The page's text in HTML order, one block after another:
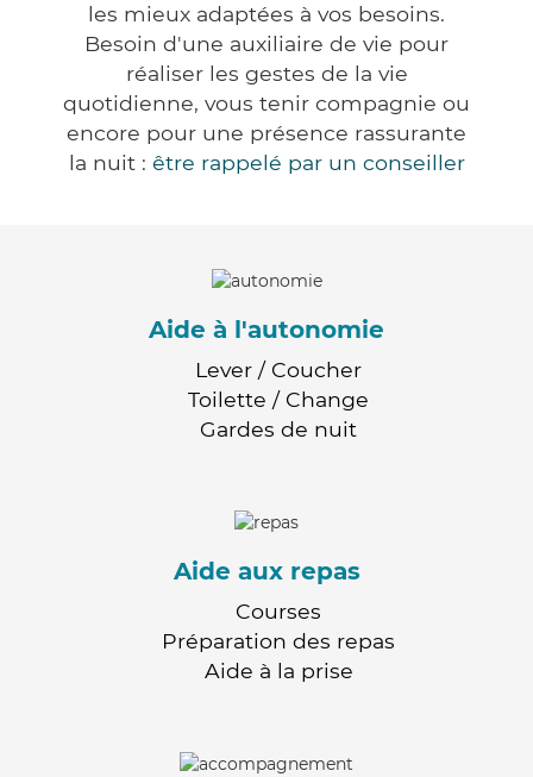
les mieux adaptées à vos besoins.
Besoin d'une auxiliaire de vie pour
réaliser les gestes de la vie
quotidienne, vous tenir compagnie ou
encore pour une présence rassurante
la nuit : être rappelé par un conseiller
Aide à l'autonomie
Lever / Coucher
Toilette / Change
Gardes de nuit
Aide aux repas
Courses
Préparation des repas
Aide à la prise